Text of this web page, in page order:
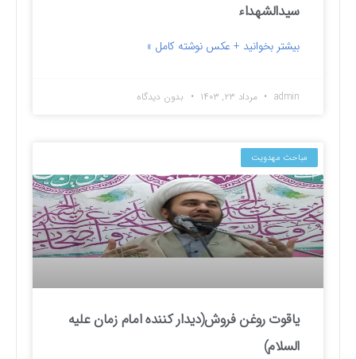
سیدالشهداء
بیشتر بخوانید + عکس نوشته کامل »
admin مرداد ۲۳, ۱۴۰۳ بدون دیدگاه
مباحث مهدویت
یاقوت روغن فروش(دیدار کننده امام زمان علیه
السلام)